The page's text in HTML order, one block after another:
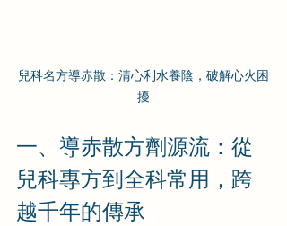
兒科名方導赤散：清心利水養陰，破解心火困
擾
一、導赤散方劑源流：從
兒科專方到全科常用，跨
越千年的傳承